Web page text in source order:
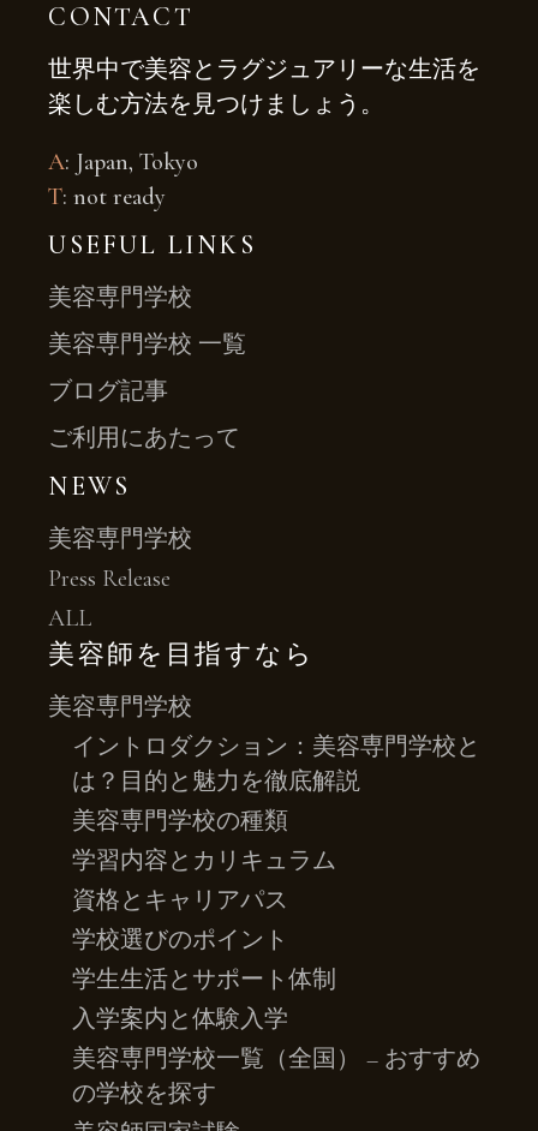
CONTACT
世界中で美容とラグジュアリーな生活を
楽しむ方法を見つけましょう。
A: Japan, Tokyo
T: not ready
USEFUL LINKS
美容専門学校
美容専門学校 一覧
ブログ記事
ご利用にあたって
NEWS
美容専門学校
Press Release
ALL
美容師を目指すなら
美容専門学校
イントロダクション：美容専門学校と
は？目的と魅力を徹底解説
美容専門学校の種類
学習内容とカリキュラム
資格とキャリアパス
学校選びのポイント
学生生活とサポート体制
入学案内と体験入学
美容専門学校一覧（全国） – おすすめ
の学校を探す